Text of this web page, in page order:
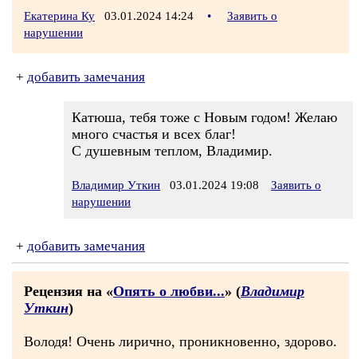
Екатерина Ку 03.01.2024 14:24 •
Заявить о
нарушении
+ добавить замечания
Катюша, тебя тоже с Новым годом! Желаю
много счастья и всех благ!
С душевным теплом, Владимир.
Владимир Уткин 03.01.2024 19:08
Заявить о
нарушении
+ добавить замечания
Рецензия на «Опять о любви...» (Владимир
Уткин)
Володя! Очень лирично, проникновенно, здорово.